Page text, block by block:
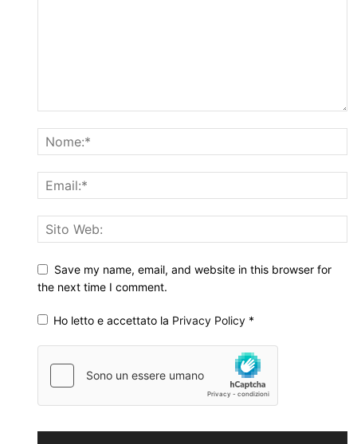
Save my name, email, and website in this browser for
the next time I comment.
Ho letto e accettato la Privacy Policy *